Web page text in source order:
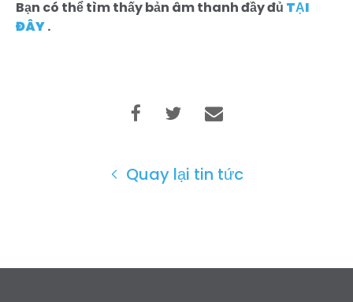
Bạn có thể tìm thấy bản âm thanh đầy đủ TẠI
ĐÂY.
Quay lại tin tức